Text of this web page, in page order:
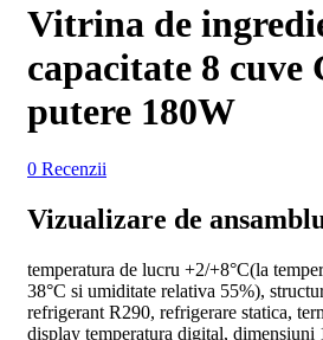
Vitrina de
capacitate 8 cuve
putere 180W
0 Recenzii
Vizualizare de
temperatura de lucru +2/+8°C(la
38°C si umiditate relativa 55%),
refrigerant R290, refrigerare statica,
display temperatura digital, dimensiuni